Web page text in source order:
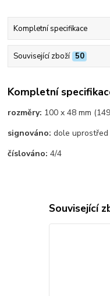
Kompletní specifikace
Související zboží 50
Kompletní
rozměry: 100 x 48 mm
signováno: dole
číslováno: 4/4
Související